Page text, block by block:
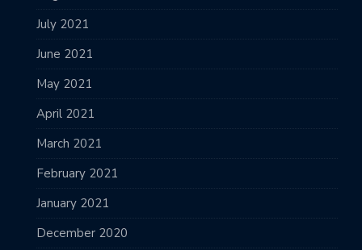
July 2021
June 2021
May 2021
April 2021
March 2021
February 2021
January 2021
December 2020